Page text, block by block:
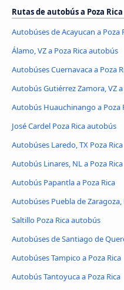
Rutas de autobús a Poza Rica
Autobúses de Acayucan a Poza
Álamo, VZ a Poza Rica autobús
Autobúses Cuernavaca a Poza
Autobús Gutiérrez Zamora, VZ a
Autobús Huauchinango a Poza
José Cardel Poza Rica autobús
Autobúses Laredo, TX Poza Rica
Autobús Linares, NL a Poza Rica
Autobús Papantla a Poza Rica
Autobúses Puebla de Zaragoza,
Saltillo Poza Rica autobús
Autobúses de Santiago de
Autobúses Tampico a Poza Rica
Autobús Tantoyuca a Poza Rica